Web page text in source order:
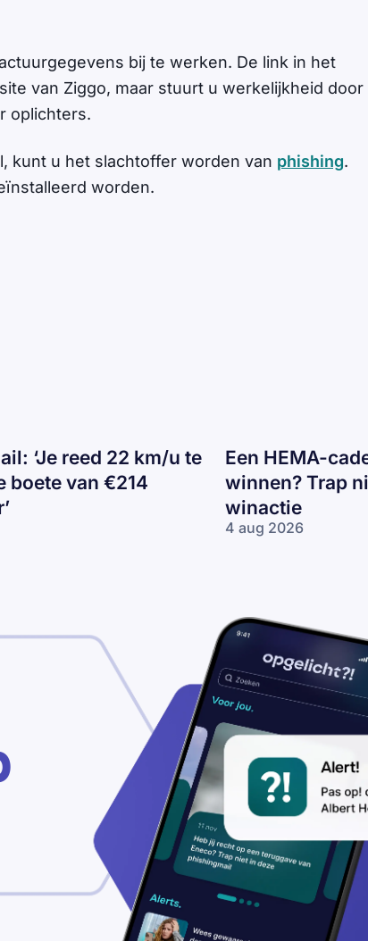
bij te werken. De link in het
van Ziggo, maar stuurt u werkelijkheid door
oplichters.
kunt u het slachtoffer worden van phishing.
worden.
‘Je reed 22 km/u te
boete van €214
Een HEMA-
winnen? Trap
winactie
4 aug 2026
winnen?
Trap niet in
deze valse
winactie